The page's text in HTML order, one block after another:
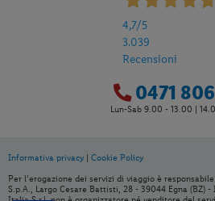
4,7/5
3.039
Recensioni
0471
Lun-Sab 9.00 - 13.00 |
Informativa privacy | Cookie Policy
Per l’erogazione dei servizi di viaggio è
S.p.A., Largo Cesare Battisti, 28 - 39044 Egna (BZ)
Home, apri il menu